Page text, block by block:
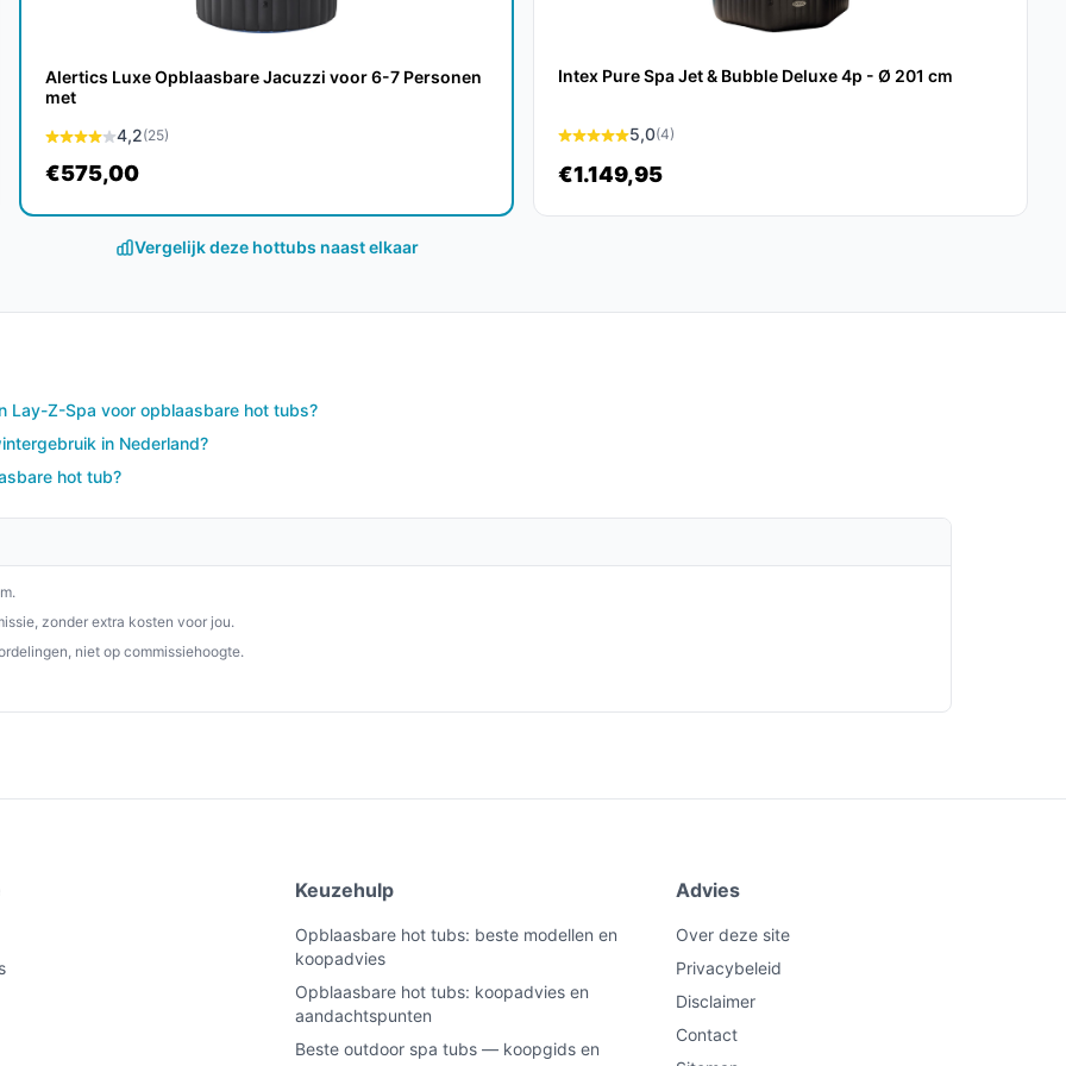
scherpe randen voordat je de spa
door de fabrikant en controleer
continu gebruik.
niet gebruikt om warmteverlies en
om waterkwaliteit te behouden.
genoemd.
vlakke ondergrond, sluit de
eventuele lokale installatievoorschriften.
en aardingsvoorschriften
onderhoud.
elektriciteitsaansluiting nodig;
voor transport, maar neem hulp of
garantieperiode en dat reparaties via
moet aanbieden voor service.
Alertics Luxe Opblaasbare Jacuzzi voor 6-7 Personen
met
4,2(25)
€575,00
Intex Pure Spa Jet & Bubble Deluxe 4p - Ø 201 cm
5,0(4)
€1.149,95
Vergelijk deze hottubs naast elkaar
Lay-Z-Spa voor opblaasbare hot tubs?
in Nederland?
hot tub?
zonder extra kosten voor jou.
niet op commissiehoogte.
Keuzehulp
Opblaasbare hot tubs: beste modellen en
koopadvies
Opblaasbare hot tubs: koopadvies en
aandachtspunten
Beste outdoor spa tubs — koopgids en
Advies
Over deze site
Privacybeleid
Disclaimer
Contact